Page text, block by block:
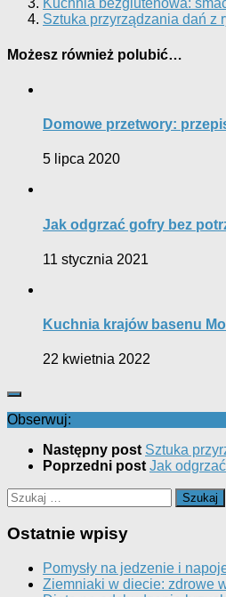
Kuchnia bezglutenowa:
Sztuka przyrządzania dań z
Możesz również polubić…
Domowe przetwory:
5 lipca 2020
Jak odgrzać gofry bez
11 stycznia 2021
Kuchnia krajów basenu
22 kwietnia 2022
Obserwuj:
Następny post Sztuka
Poprzedni post Jak
Szukaj:
Ostatnie wpisy
Pomysły na jedzenie i
Ziemniaki w diecie: zdrowe